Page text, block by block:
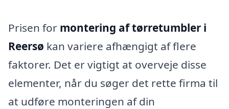
Prisen for montering af tørretumbler i
Reersø kan variere afhængigt af flere
faktorer. Det er vigtigt at overveje disse
elementer, når du søger det rette firma til
at udføre monteringen af din